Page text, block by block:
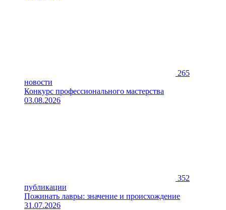
265
новости
Конкурс профессионального мастерства
03.08.2026
352
публикации
Пожинать лавры: значение и происхождение
31.07.2026